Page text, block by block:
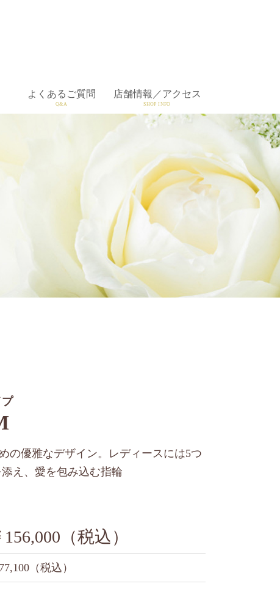
よくあるご質問
Q&A
店舗情報／アクセス
SHOP INFO
の優雅なデザイン。レディースには5つ
え、愛を包み込む指輪
156,000（税込）
（税込）